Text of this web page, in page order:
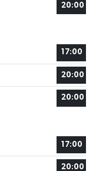
20:00
17:00
20:00
20:00
17:00
20:00